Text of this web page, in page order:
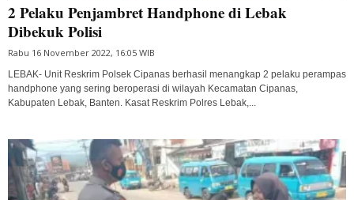
2 Pelaku Penjambret Handphone di Lebak
Dibekuk Polisi
Rabu 16 November 2022, 16:05 WIB
LEBAK- Unit Reskrim Polsek Cipanas berhasil menangkap 2 pelaku perampas
handphone yang sering beroperasi di wilayah Kecamatan Cipanas,
Kabupaten Lebak, Banten. Kasat Reskrim Polres Lebak,...